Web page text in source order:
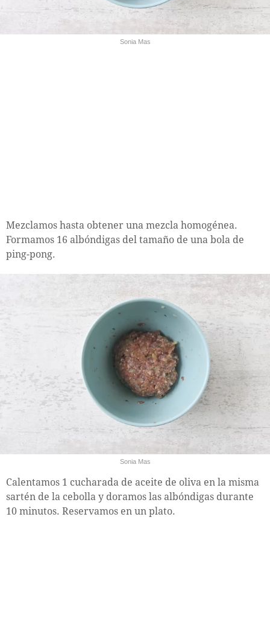
Sonia Mas
Mezclamos hasta obtener una mezcla homogénea.
Formamos 16 albóndigas del tamaño de una bola de
ping-pong.
Sonia Mas
Calentamos 1 cucharada de aceite de oliva en la misma
sartén de la cebolla y doramos las albóndigas durante
10 minutos. Reservamos en un plato.